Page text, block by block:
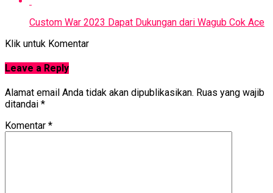
Custom War 2023 Dapat Dukungan dari Wagub Cok Ace
Klik untuk Komentar
Leave a Reply
Alamat email Anda tidak akan dipublikasikan. Ruas yang wajib
ditandai *
Komentar *